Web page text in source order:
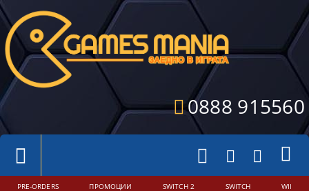
0888 915560
PRE-ORDERS ПРОМОЦИИ SWITCH 2 SWITCH WII